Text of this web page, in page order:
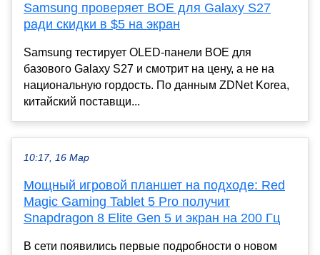
Samsung проверяет BOE для Galaxy S27
ради скидки в $5 на экран
Samsung тестирует OLED-панели BOE для
базового Galaxy S27 и смотрит на цену, а не на
национальную гордость. По данным ZDNet Korea,
китайский поставщи...
10:17, 16 Мар
Мощный игровой планшет на подходе: Red
Magic Gaming Tablet 5 Pro получит
Snapdragon 8 Elite Gen 5 и экран на 200 Гц
В сети появились первые подробности о новом